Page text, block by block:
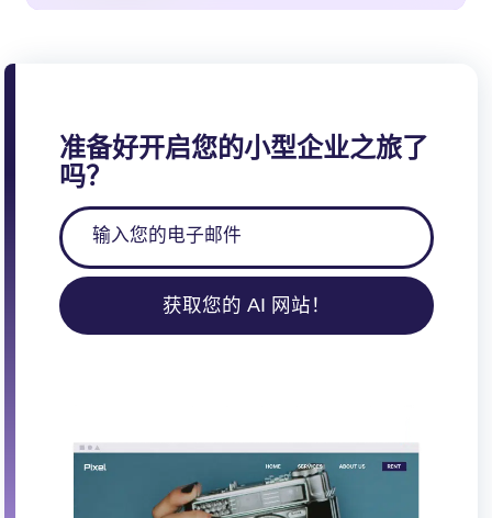
准备好开启您的小型企业之旅了
吗？
获取您的 AI 网站！